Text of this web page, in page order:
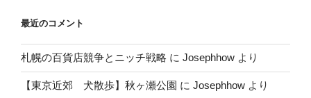
最近のコメント
札幌の百貨店競争とニッチ戦略 に Josephhow より
【東京近郊 犬散歩】秋ヶ瀬公園 に Josephhow より